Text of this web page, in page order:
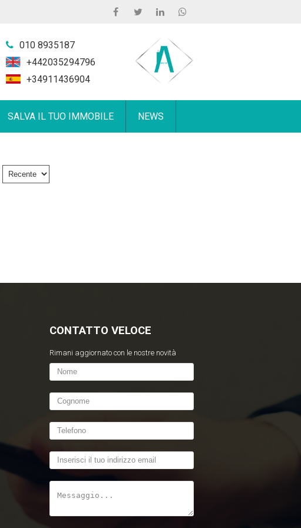
010 8935187
+442035294796
+34911436904
SALVA IL TUO IMMOBILE NEWS
CONTATTO VELOCE
Rimani aggiornato con le nostre novità